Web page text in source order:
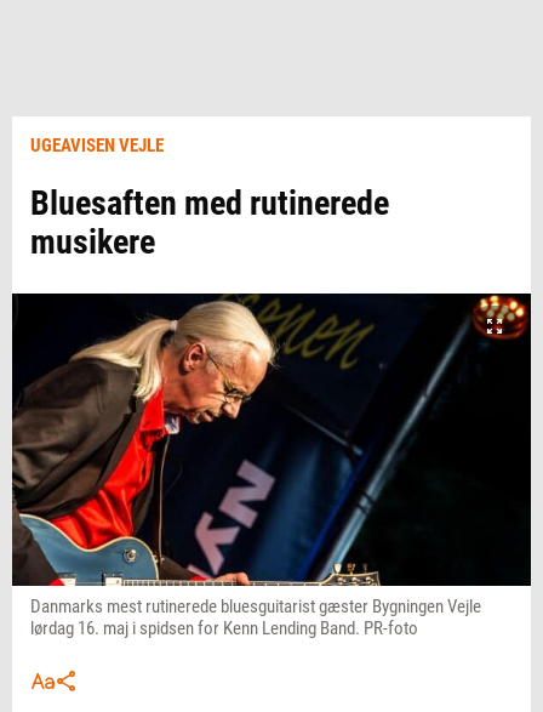
UGEAVISEN VEJLE
Bluesaften med rutinerede
musikere
Danmarks mest rutinerede bluesguitarist gæster Bygningen Vejle
lørdag 16. maj i spidsen for Kenn Lending Band. PR-foto